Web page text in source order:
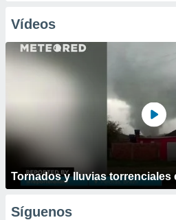
Vídeos
Tornados y lluvias torrenciales
Síguenos